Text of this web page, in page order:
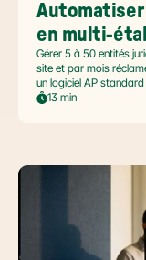
en multi-
Gérer 5 à 50 entités
site et par mois
un logiciel AP
automatiser sans
13 min